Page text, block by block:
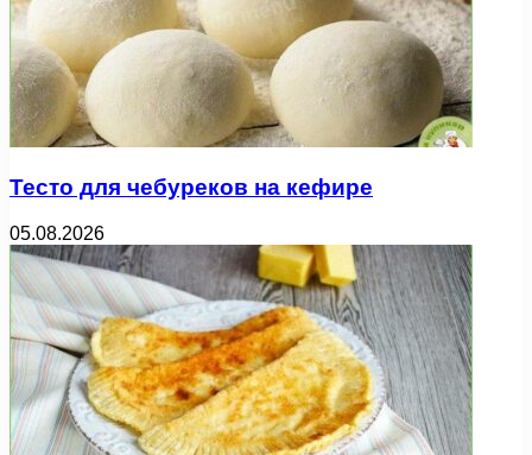
Тесто для чебуреков на кефире
05.08.2026